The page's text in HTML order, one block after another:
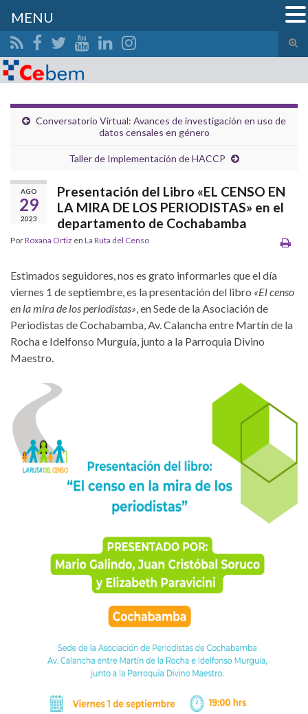
el
Search for:
Conversatorio Virtual: Avances de investigación en uso de
datos censales en género
Taller de Implementación de HACCP
AGO
29
2023
Presentación del Libro «EL CENSO EN
LA MIRA DE LOS PERIODISTAS» en el
departamento de Cochabamba
PorRoxana Ortiz en La Ruta del Censo
Estimados seguidores, nos es grato informarles que el día
viernes 1 de septiembre, es la presentación del libro «El censo
en la mira de los periodistas», en Sede de la Asociación de
Periodistas de Cochabamba, Av. Calancha entre Martín de la
Rocha e Idelfonso Murguía, junto a la Parroquia Divino
Maestro.
MENU